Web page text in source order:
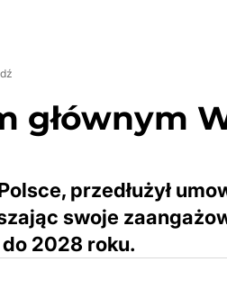
głównym
przedłużył
swoje
2028 roku.